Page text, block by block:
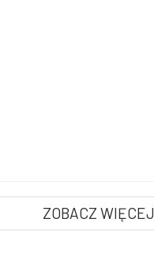
ZOBACZ WIĘCEJ